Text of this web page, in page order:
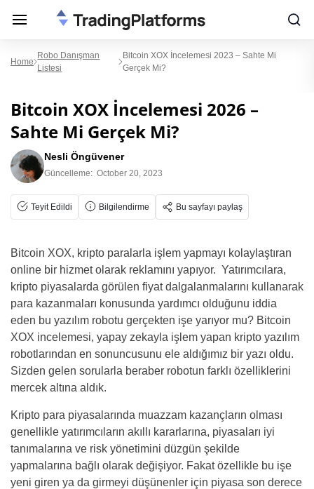
Home
Robo Danışman
Listesi
Bitcoin XOX İncelemesi 2023 – Sahte Mi
Gerçek Mi?
Bitcoin XOX İncelemesi 2026 –
Sahte Mi Gerçek Mi?
Nesli Öngüvener
Güncelleme: October 20, 2023
Teyit Edildi Bilgilendirme Bu sayfayı paylaş
Bitcoin XOX, kripto paralarla işlem yapmayı kolaylaştıran
online bir hizmet olarak reklamını yapıyor. Yatırımcılara,
kripto piyasalarda görülen fiyat dalgalanmalarını kullanarak
para kazanmaları konusunda yardımcı olduğunu iddia
eden bu yazılım robotu gerçekten işe yarıyor mu? Bitcoin
XOX incelemesi, yapay zekayla işlem yapan kripto yazılım
robotlarından en sonuncusunu ele aldığımız bir yazı oldu.
Sizden gelen sorularla beraber robotun farklı özelliklerini
mercek altına aldık.
Kripto para piyasalarında muazzam kazançların olması
genellikle yatırımcıların akıllı kararlarına, piyasaları iyi
tanımalarına ve risk yönetimini düzgün şekilde
yapmalarına bağlı olarak değişiyor. Fakat özellikle bu işe
yeni giren ya da girmeyi düşünenler için piyasa son derece